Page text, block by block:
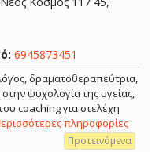
6945873451
δραματοθεραπεύτρια,
ψυχολογία της υγείας,
coaching για στελέχη
πληροφορίες
Προτεινόμενα